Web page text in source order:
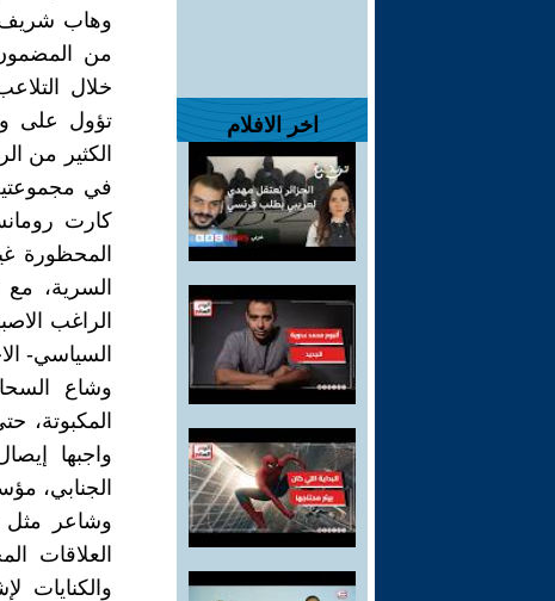
اخر الافلام
وهاب شريف ،
من المضمون
خلال
تؤول على
الكثير من
المحظورة
السرية،
السياسي-
وشاع
واجبها
الجنابي، مؤسسة
وشاعر مثل
العلاقات
والكنايات